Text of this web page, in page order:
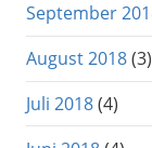
September
August 2018(3)
Juli 2018(4)